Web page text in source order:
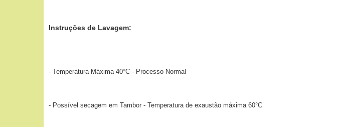
Instruções de Lavagem:
- Temperatura Máxima 40ºC - Processo Normal
- Possível secagem em Tambor - Temperatura de exaustão máxima 60°C